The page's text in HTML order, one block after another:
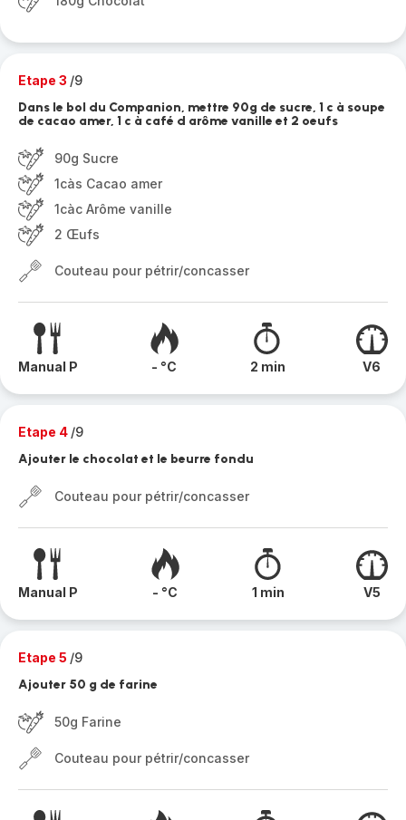
Etape 3 /9
Dans le bol du Companion, mettre 90g de sucre, 1 c à soupe
de cacao amer, 1 c à café d arôme vanille et 2 oeufs
90g Sucre
1càs Cacao amer
1càc Arôme vanille
2 Œufs
Couteau pour pétrir/concasser
Manual P - °C 2 min V6
Etape 4 /9
Ajouter le chocolat et le beurre fondu
Couteau pour pétrir/concasser
Manual P - °C 1 min V5
Etape 5 /9
Ajouter 50 g de farine
50g Farine
Couteau pour pétrir/concasser